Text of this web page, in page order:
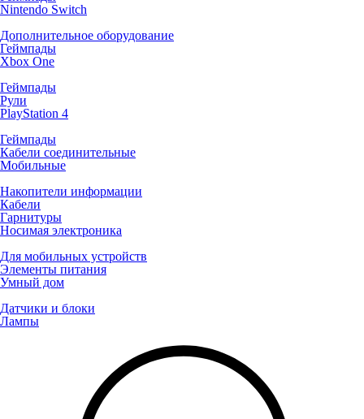
Nintendo Switch
Дополнительное оборудование
Геймпады
Xbox One
Геймпады
Рули
PlayStation 4
Геймпады
Кабели соединительные
Мобильные
Накопители информации
Кабели
Гарнитуры
Носимая электроника
Для мобильных устройств
Элементы питания
Умный дом
Датчики и блоки
Лампы